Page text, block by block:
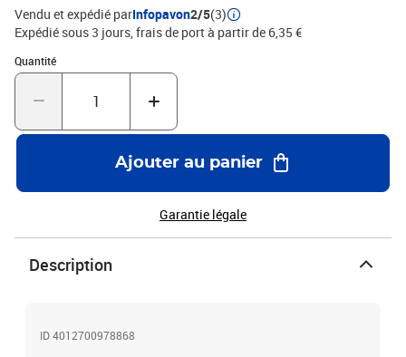
Vendu et expédié parInfopavon2/5(3)
Expédié sous 3 jours, frais de port à partir de 6,35 €
Quantité
Quantité : 1
Ajouter au panier
Garantie légale
Description
ID 4012700978868